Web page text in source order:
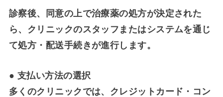
診察後、同意の上で治療薬の処方が決定された
ら、クリニックのスタッフまたはシステムを通じ
て処方・配送手続きが進行します。
● 支払い方法の選択
多くのクリニックでは、クレジットカード・コン